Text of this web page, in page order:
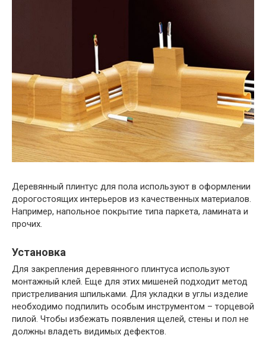
Деревянный плинтус для пола используют в оформлении
дорогостоящих интерьеров из качественных материалов.
Например, напольное покрытие типа паркета, ламината и
прочих.
Установка
Для закрепления деревянного плинтуса используют
монтажный клей. Еще для этих мишеней подходит метод
пристреливания шпильками. Для укладки в углы изделие
необходимо подпилить особым инструментом – торцевой
пилой. Чтобы избежать появления щелей, стены и пол не
должны владеть видимых дефектов.